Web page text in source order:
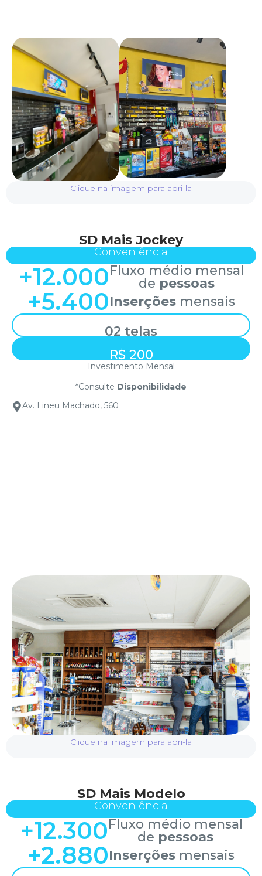
SD Mais Jockey
Conveniência
+12.000Fluxo médio mensal
de pessoas
+5.400Inserçõesmensais
02 telas
R$ 200
Investimento Mensal
*Consulte Disponibilidade
Av. Lineu Machado, 560
Clique na imagem para abri-la
SD Mais Modelo
Conveniência
+12.300Fluxo médio mensal
de pessoas
+2.880Inserções mensais
Clique na imagem para abri-la